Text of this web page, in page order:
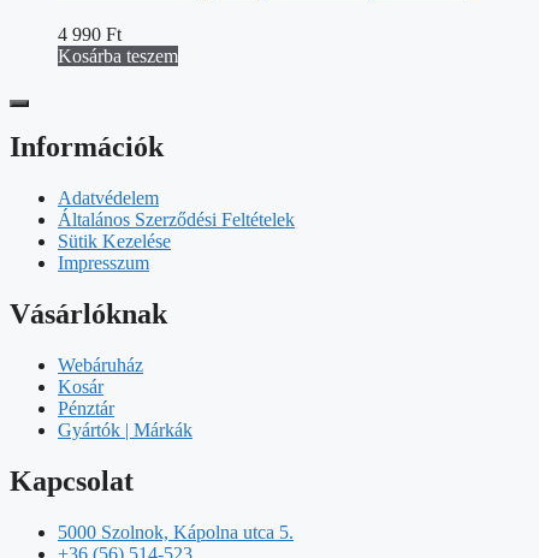
4 990 Ft
Kosárba teszem
Információk
Adatvédelem
Általános Szerződési Feltételek
Sütik Kezelése
Impresszum
Vásárlóknak
Webáruház
Kosár
Pénztár
Gyártók | Márkák
Kapcsolat
5000 Szolnok, Kápolna utca 5.
+36 (56) 514-523